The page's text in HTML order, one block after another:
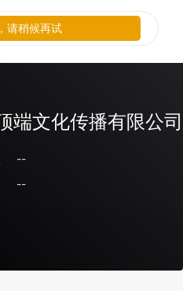
端文化传播有限公司
--
--
请稍候再试